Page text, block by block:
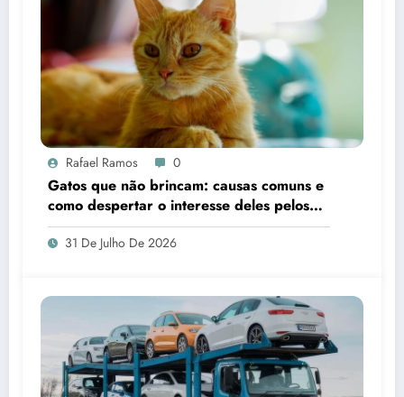
Rafael Ramos 0
Gatos que não brincam: causas comuns e
como despertar o interesse deles pelos
brinquedos
31 De Julho De 2026